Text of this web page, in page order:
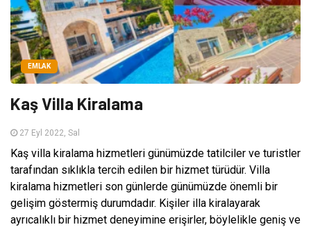
EMLAK
Kaş Villa Kiralama
27 Eyl 2022, Sal
Kaş villa kiralama hizmetleri günümüzde tatilciler ve turistler
tarafından sıklıkla tercih edilen bir hizmet türüdür. Villa
kiralama hizmetleri son günlerde günümüzde önemli bir
gelişim göstermiş durumdadır. Kişiler illa kiralayarak
ayrıcalıklı bir hizmet deneyimine erişirler, böylelikle geniş ve